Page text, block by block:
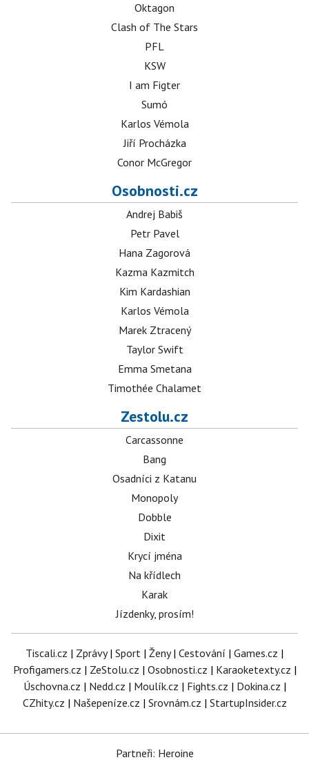
Oktagon
Clash of The Stars
PFL
KSW
I am Figter
Sumó
Karlos Vémola
Jiří Procházka
Conor McGregor
Osobnosti.cz
Andrej Babiš
Petr Pavel
Hana Zagorová
Kazma Kazmitch
Kim Kardashian
Karlos Vémola
Marek Ztracený
Taylor Swift
Emma Smetana
Timothée Chalamet
Zestolu.cz
Carcassonne
Bang
Osadníci z Katanu
Monopoly
Dobble
Dixit
Krycí jména
Na křídlech
Karak
Jízdenky, prosím!
Tiscali.cz | Zprávy| Sport | Ženy| Cestování | Games.cz |
Profigamers.cz | ZeStolu.cz | Osobnosti.cz | Karaoketexty.cz |
Úschovna.cz | Nedd.cz | Moulík.cz | Fights.cz | Dokina.cz |
CZhity.cz | Našepeníze.cz | Srovnám.cz | StartupInsider.cz
Partneři: Heroine